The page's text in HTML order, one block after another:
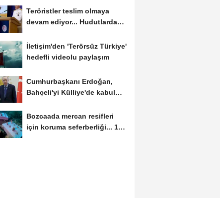
Teröristler teslim olmaya
devam ediyor... Hudutlarda
İletişim'den 'Terörsüz Türkiye'
hedefli videolu paylaşım
Cumhurbaşkanı Erdoğan,
Bahçeli'yi Külliye'de kabul
Bozcaada mercan resifleri
için koruma seferberliği... 180